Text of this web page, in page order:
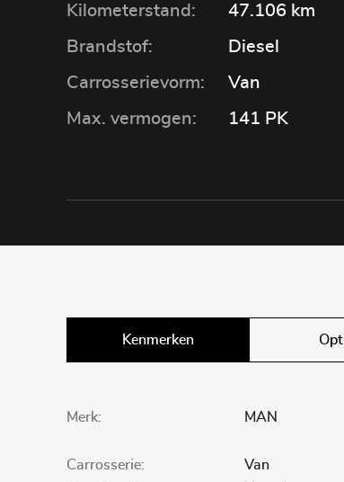
Kilometerstand:
47.106 km
Brandstof:
Diesel
Carrosserievorm:
Van
Max. vermogen:
141 PK
Kenmerken
Merk: MAN
Carrosserie:
Van